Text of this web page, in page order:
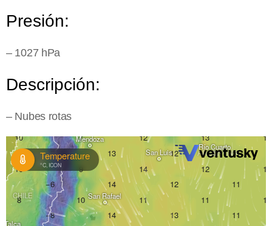
Presión:
– 1027 hPa
Descripción:
– Nubes rotas